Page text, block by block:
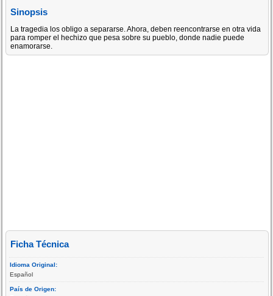
Sinopsis
La tragedia los obligo a separarse. Ahora, deben reencontrarse en otra vida
para romper el hechizo que pesa sobre su pueblo, donde nadie puede
enamorarse.
Ficha Técnica
Idioma Original:
Español
País de Origen: